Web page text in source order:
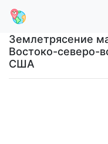
Землетрясение
Востоко-северо-
США